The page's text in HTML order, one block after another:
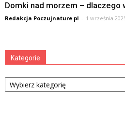
Domki nad morzem – dlaczego
Redakcja Poczujnature.pl - 1 września
Kategorie
Kategorie